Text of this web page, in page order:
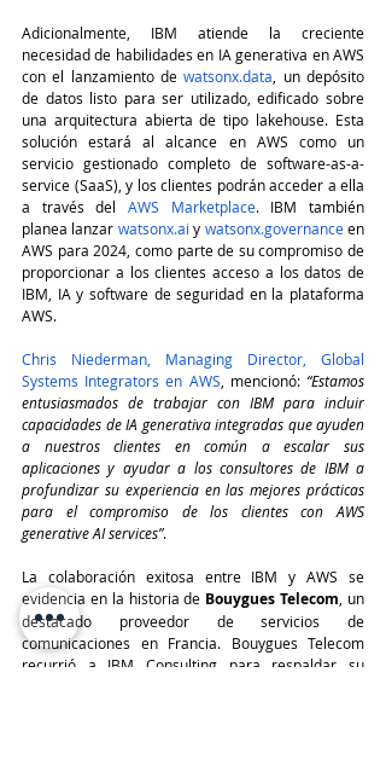
Adicionalmente, IBM atiende la creciente
necesidad de habilidades en IA generativa en AWS
con el lanzamiento de watsonx.data , un depósito
de datos listo para ser utilizado, edificado sobre
una arquitectura abierta de tipo lakehouse. Esta
solución estará al alcance en AWS como un
servicio gestionado completo de software-as-a-
service (SaaS), y los clientes podrán acceder a ella
a través del AWS Marketplace. IBM también
planea lanzar watsonx.ai y watsonx.governance en
AWS para 2024, como parte de su compromiso de
proporcionar a los clientes acceso a los datos de
IBM, IA y software de seguridad en la plataforma
AWS.
Chris Niederman, Managing Director, Global
Systems Integrators en AWS , mencionó: “Estamos
entusiasmados de trabajar con IBM para incluir
capacidades de IA generativa integradas que ayuden
a nuestros clientes en común a escalar sus
aplicaciones y ayudar a los consultores de IBM a
profundizar su experiencia en las mejores prácticas
para el compromiso de los clientes con AWS
generative AI services”.
La colaboración exitosa entre IBM y AWS se
evidencia en la historia de Bouygues Telecom , un
destacado proveedor de servicios de
comunicaciones en Francia. Bouygues Telecom
recurrió a IBM Consulting para respaldar su